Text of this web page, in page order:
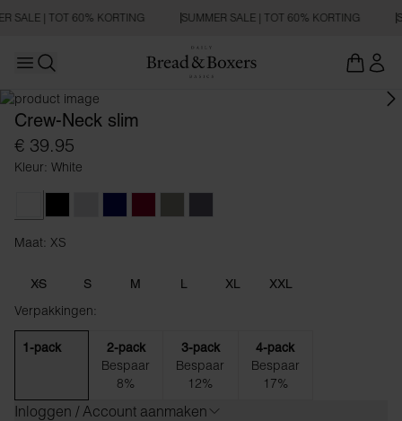
SALE | TOT 60% KORTING SUMMER SALE | TOT 60% KORTING
Open main menu
SLIM FIT
Crew-Neck slim
€ 39.95
Kleur: White
Maat: XS
XS S M L XL XXL
Verpakkingen:
1-pack 2-pack
Bespaar
8%
3-pack
Bespaar
12%
4-pack
Bespaar
17%
Inloggen / Account aanmaken